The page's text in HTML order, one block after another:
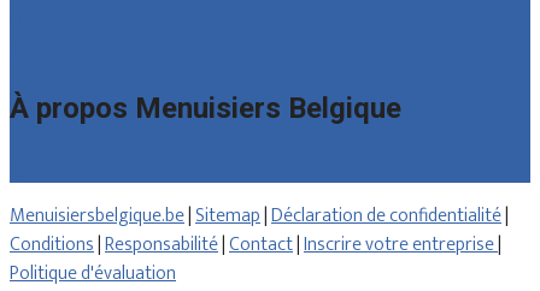
À propos Menuisiers Belgique
Menuisiersbelgique.be|Sitemap|Déclaration de confidentialité|
Conditions|Responsabilité|Contact|Inscrire votre entreprise|
Politique d'évaluation